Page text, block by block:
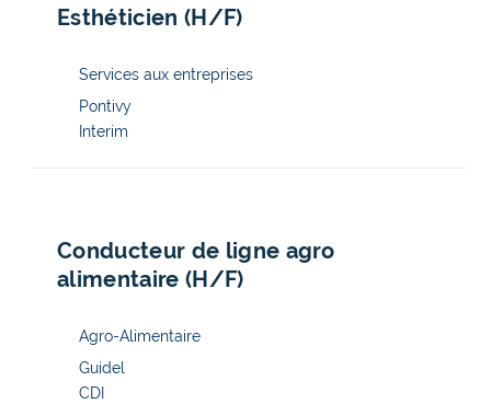
Esthéticien (H/F)
Pontivy
Interim
Conducteur de ligne agro
alimentaire (H/F)
Guidel
CDI